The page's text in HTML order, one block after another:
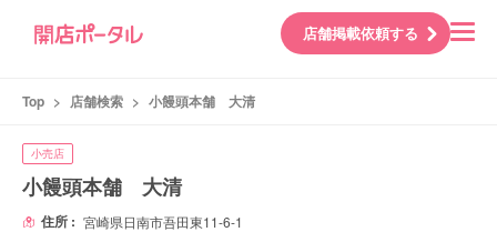
店舗掲載依頼する
Top > 店舗検索 > 小饅頭本舗 大清
小売店
小饅頭本舗 大清
住所 : 宮崎県日南市吾田東11-6-1